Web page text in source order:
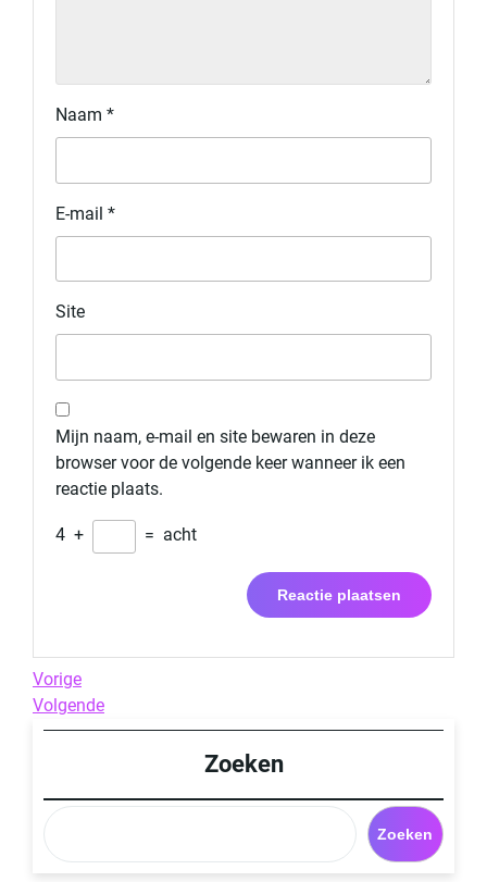
Naam *
E-mail *
Site
Mijn naam, e-mail en site bewaren in deze
browser voor de volgende keer wanneer ik een
reactie plaats.
4 + = acht
Berichtnavigatie
Previous
Post
Vorige
Next
Post
Volgende
Zoeken
Zoeken